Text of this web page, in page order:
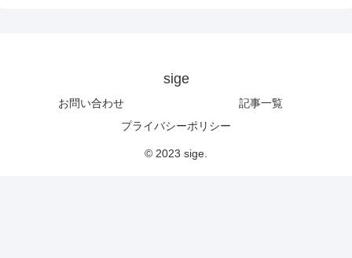
sige
お問い合わせ
記事一覧
プライバシーポリシー
© 2023 sige.